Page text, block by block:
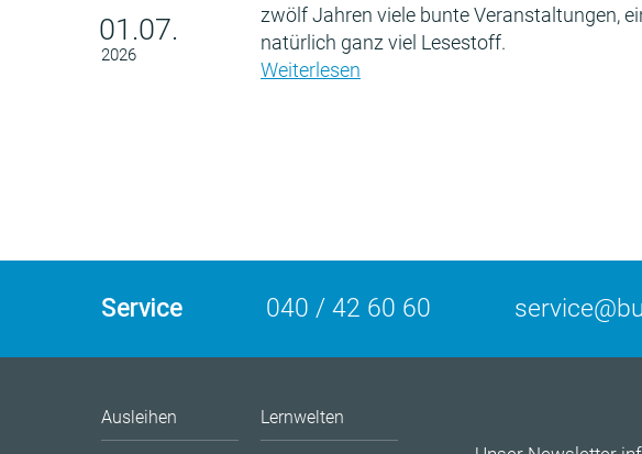
01.07.
2026
zwölf Jahren viele bunte Veranstaltungen,
natürlich ganz viel Lesestoff.
Weiterlesen
Service 040 / 42 60 60
Ausleihen Lernwelten